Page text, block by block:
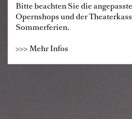
Bitte beachten Sie die
Opernshops und der
Sommerferien.
>>> Mehr Infos